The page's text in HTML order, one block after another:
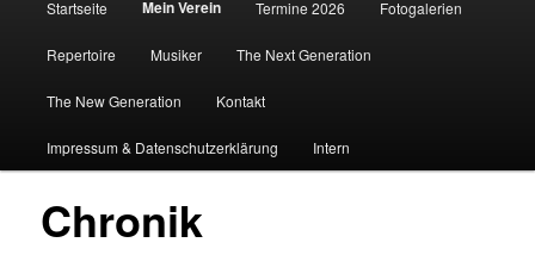
Startseite Mein Verein Termine 2026 Fotogalerien
Repertoire Musiker The Next Generation
The New Generation Kontakt
Impressum & Datenschutzerklärung Intern
Chronik